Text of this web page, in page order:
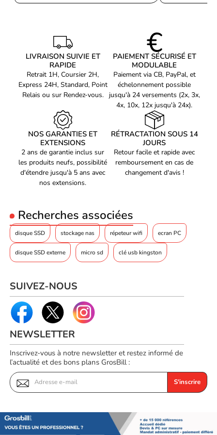
LIVRAISON SUIVIE ET
RAPIDE
Retrait 1H, Coursier 2H,
Express 24H, Standard, Point
Relais ou sur Rendez-vous.
PAIEMENT SÉCURISÉ ET
MODULABLE
Paiement via CB, PayPal, et
échelonnement possible
jusqu'à 24 versements (2x, 3x,
4x, 10x, 12x jusqu'à 24x).
NOS GARANTIES ET
EXTENSIONS
2 ans de garantie inclus sur
les produits neufs, possibilité
d'étendre jusqu'à 5 ans avec
nos extensions.
RÉTRACTATION SOUS 14
JOURS
Retour facile et rapide avec
remboursement en cas de
changement d'avis !
Recherches associées
disque SSD stockage nas répeteur wifi ecran PC
disque SSD externe micro sd clé usb kingston
SUIVEZ-NOUS
NEWSLETTER
Inscrivez-vous à notre newsletter et restez informé de
l’actualité et des bons plans GrosBill :
S'inscrire